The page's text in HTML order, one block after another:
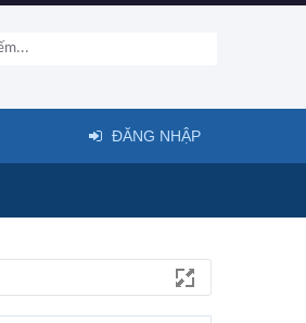
ĐĂNG NHẬP